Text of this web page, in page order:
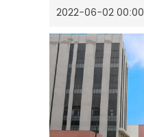
2022-06-02 00:00